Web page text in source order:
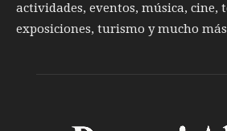
actividades, eventos, música, cine,
exposiciones, turismo y mucho